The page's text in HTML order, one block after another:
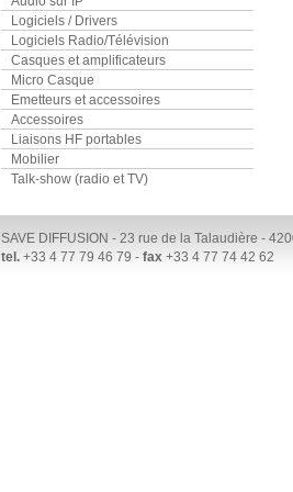
Logiciels / Drivers
Logiciels Radio/Télévision
Casques et amplificateurs
Micro Casque
Emetteurs et accessoires
Accessoires
Liaisons HF portables
Mobilier
Talk-show (radio et TV)
SAVE DIFFUSION - 23 rue de la Talaudière -
tel. +33 4 77 79 46 79 - fax +33 4 77 74 42 62